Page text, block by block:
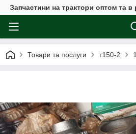
Запчастини на трактори оптом та в
Товари та послуги т150-2